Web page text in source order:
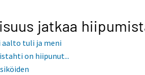
jatkaa
aalto tuli ja meni
on hiipunut...